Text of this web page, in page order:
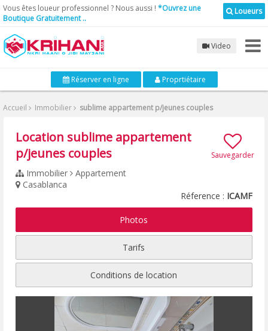
Loueurs
Vous êtes loueur professionnel ? Nous aussi ! *Ouvrez une
Boutique Gratuitement ..
Video
Réserver en ligne Proprtiétaire
Accueil Immobilier sublime appartement p/jeunes couples
Sauvegarder
Location sublime appartement
p/jeunes couples
Immobilier Appartement
Casablanca
Réference : ICAMF
Photos
Tarifs
Conditions de location